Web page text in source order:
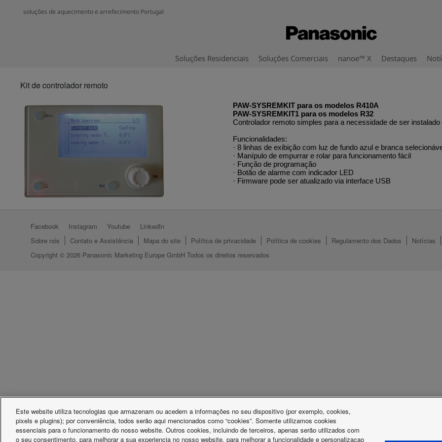
soluções de aquecimento e arrefecimento Portugal
Soluções Residenciais Soluções Comerciais nanoe™ X Destaques
Kit de controlador remoto
PAW-SYSREMKIT para os modelos R410A
PAW-SYSREMKIT1 para os modelos R32
Controlador remoto simples para a necessidade de ser
Funcionalidades:
· 8 linhas de exibição com luz de fundo azul e branca
· Manípulo de empurrar e rolar para funcionamento fácil
· Função de programação
· Botão de alarme com indicador LED
· Firmware pode ser atualizado via interface USB
Facebook Instagram Youtube
LinkedIn
Sobre nós
Contato e Assistência Mapa do site Política de privacidade Política de cookies Regulamento dos Dados Notícias
Copyright © 2026 Panasonic Marketing Europe GmbH Todos os direitos reservados
Este website utiliza tecnologias que armazenam ou acedem a informações no seu dispositivo (por exemplo, cookies,
pixels e plugins); por conveniência, todos serão aqui mencionados como “cookies”. Somente utilizamos cookies
essenciais para o funcionamento do nosso website. Outros cookies, incluindo de terceiros, apenas serão utilizados com
o seu consentimento, para melhorar a sua experiencia no nosso website, para melhorar a funcionalidade e personalizacao